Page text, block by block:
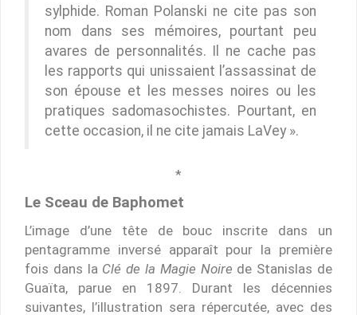
sylphide. Roman Polanski ne cite pas son
nom dans ses mémoires, pourtant peu
avares de personnalités. Il ne cache pas
les rapports qui unissaient l’assassinat de
son épouse et les messes noires ou les
pratiques sadomasochistes. Pourtant, en
cette occasion, il ne cite jamais LaVey ».
*
Le Sceau de Baphomet
L’image d’une tête de bouc inscrite dans un
pentagramme inversé apparaît pour la première
fois dans la Clé de la Magie Noire de Stanislas de
Guaïta, parue en 1897. Durant les décennies
suivantes, l’illustration sera répercutée, avec des